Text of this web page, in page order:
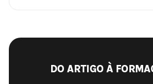
DO ARTIGO À